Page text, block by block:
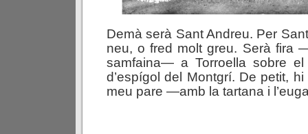
Demà serà Sant Andreu. Per
neu, o fred molt greu. Serà fira
samfaina— a Torroella sobre
d’espígol del Montgrí. De petit,
meu pare —amb la tartana i